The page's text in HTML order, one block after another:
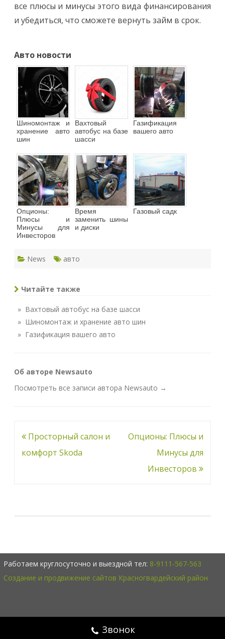
все плюсы и минусы этого вида финансирования
и убедиться, что сможете вернуть займ в срок.
Авто новости
Шиномонтаж и
хранение авто
шин
Вахтовый
автобус на базе
шасси
Газификация
вашего авто
Опционы:
Плюсы и
Минусы для
Инвесторов
Время
заменить шины
и диски
Газовый садк
News авто
Читайте также
» Вахтовый автобус на базе шасси
» Шиномонтаж и хранение авто шин
» Газификация вашего авто
Об авторе Newsauto
Посмотреть все записи автора Newsauto →
Навигация
по
Просторный салон и
комфорт Skoda
Опционы: Плюсы и
Минусы для
Инвесторов
Работаем круглосуточно и выездной тел: 8-9111-567-563
Создание и продвижение сайтов Красногвардейский район
Звонок